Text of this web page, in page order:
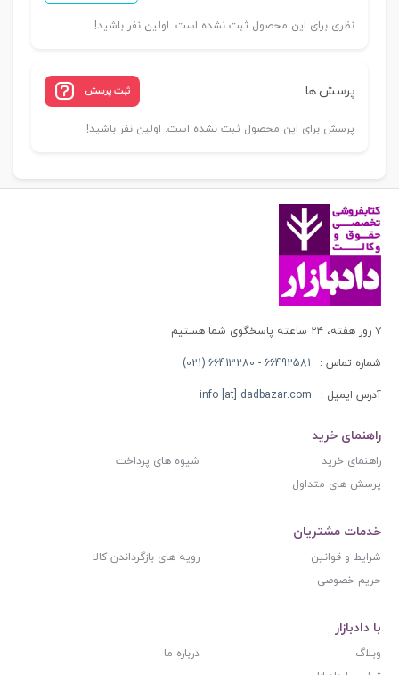
نظری برای این محصول ثبت نشده است. اولین نفر باشید!
پرسش ها ثبت پرسش
پرسش برای این محصول ثبت نشده است. اولین نفر باشید!
۷ روز هفته، ۲۴ ساعته پاسخگوی شما هستیم
شماره تماس : 66492581 - 66413280 (021)
آدرس ایمیل : info [at] dadbazar.com
راهنمای خرید
راهنمای خرید
شیوه های پرداخت
پرسش های متداول
خدمات مشتریان
شرایط و قوانین
رویه های بازگرداندن کالا
حریم خصوصی
با دادبازار
وبلاگ
درباره ما